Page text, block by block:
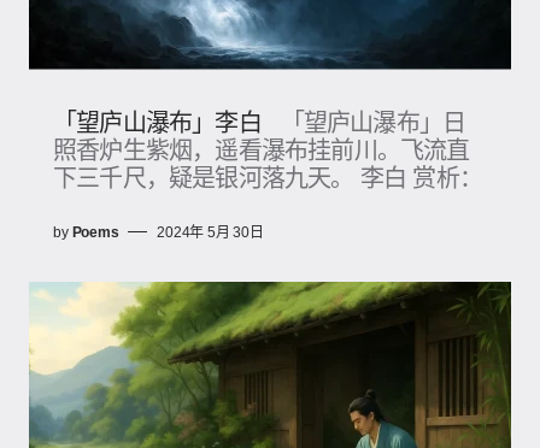
「望庐山瀑布」李白
「望庐山瀑布」日
照香炉生紫烟，遥看瀑布挂前川。飞流直
下三千尺，疑是银河落九天。 李白 赏析：
by Poems 2024年 5月 30日